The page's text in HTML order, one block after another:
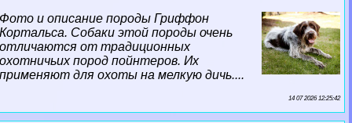
Фото и описание породы Гриффон
Кортальса. Собаки этой породы очень
отличаются от традиционных
охотничьих пород пойнтеров. Их
применяют для охоты на мелкую дичь....
14 07 2026 12:25:42